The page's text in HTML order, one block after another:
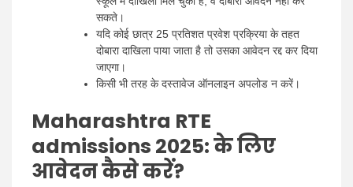
सकते।
यदि कोई छात्र 25 प्रतिशत प्रवेश प्रक्रिया के तहत
दोबारा दाखिला पाया जाता है तो उसका आवेदन रद्द कर दिया
जाएगा।
किसी भी तरह के दस्तावेज ऑनलाइन अपलोड न करें।
Maharashtra RTE
admissions 2025: के लिए
आवेदन कैसे करें?